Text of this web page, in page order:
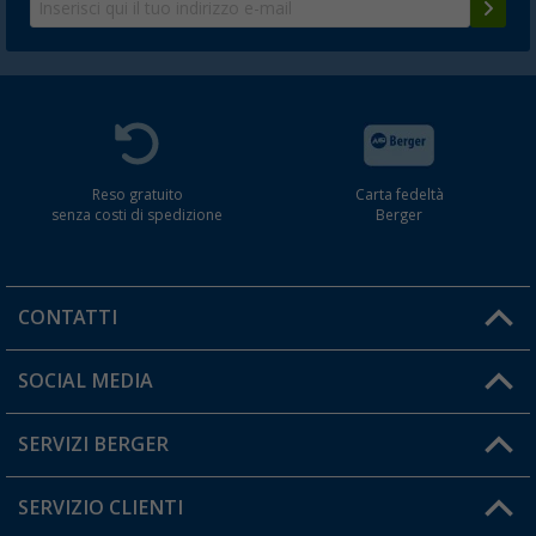
Reso gratuito
senza costi di spedizione
Carta fedeltà
Berger
CONTATTI
Orari di apertura del servizio:
Hai una domanda?
SOCIAL MEDIA
SERVIZI BERGER
Diventare rivenditori
SERVIZIO CLIENTI